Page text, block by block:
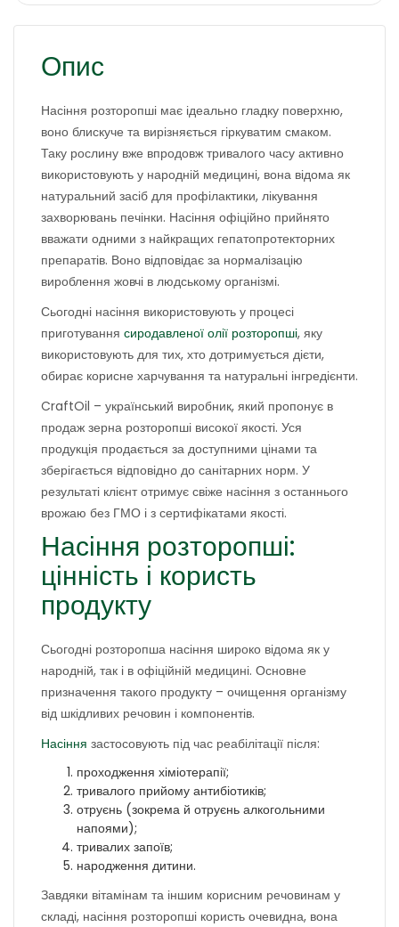
Опис
Насіння розторопші має ідеально гладку поверхню,
воно блискуче та вирізняється гіркуватим смаком.
Таку рослину вже впродовж тривалого часу активно
використовують у народній медицині, вона відома як
натуральний засіб для профілактики, лікування
захворювань печінки. Насіння офіційно прийнято
вважати одними з найкращих гепатопротекторних
препаратів. Воно відповідає за нормалізацію
вироблення жовчі в людському організмі.
Сьогодні насіння використовують у процесі
приготування сиродавленої олії розторопші, яку
використовують для тих, хто дотримується дієти,
обирає корисне харчування та натуральні інгредієнти.
CraftOil – український виробник, який пропонує в
продаж зерна розторопші високої якості. Уся
продукція продається за доступними цінами та
зберігається відповідно до санітарних норм. У
результаті клієнт отримує свіже насіння з останнього
врожаю без ГМО і з сертифікатами якості.
Насіння розторопші:
цінність і користь
продукту
Сьогодні розторопша насіння широко відома як у
народній, так і в офіційній медицині. Основне
призначення такого продукту – очищення організму
від шкідливих речовин і компонентів.
Насіння застосовують під час реабілітації після:
проходження хіміотерапії;
тривалого прийому антибіотиків;
отруєнь (зокрема й отруєнь алкогольними
напоями);
тривалих запоїв;
народження дитини.
Завдяки вітамінам та іншим корисним речовинам у
складі, насіння розторопші користь очевидна, вона